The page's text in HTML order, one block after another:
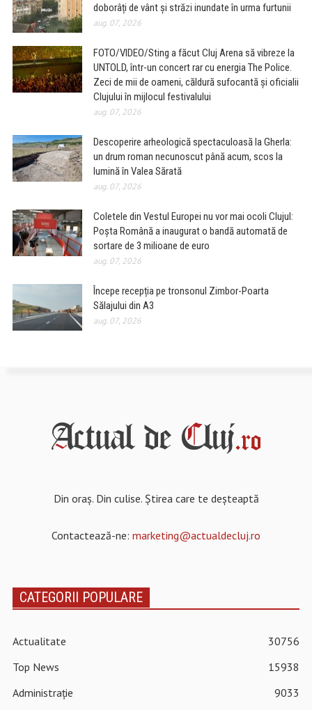
doborâți de vânt și străzi inundate în urma furtunii
aug. 07, 2026
FOTO/VIDEO/Sting a făcut Cluj Arena să vibreze la
UNTOLD, într-un concert rar cu energia The Police.
Zeci de mii de oameni, căldură sufocantă și oficialii
Clujului în mijlocul festivalului
aug. 07, 2026
Descoperire arheologică spectaculoasă la Gherla:
un drum roman necunoscut până acum, scos la
lumină în Valea Sărată
aug. 07, 2026
Coletele din Vestul Europei nu vor mai ocoli Clujul:
Poșta Română a inaugurat o bandă automată de
sortare de 3 milioane de euro
aug. 07, 2026
Începe recepția pe tronsonul Zimbor-Poarta
Sălajului din A3
aug. 07, 2026
Din oraș. Din culise. Știrea care te deșteaptă
Contactează-ne: marketing@actualdecluj.ro
CATEGORII POPULARE
Actualitate
30756
Top News
15938
Administrație
9033